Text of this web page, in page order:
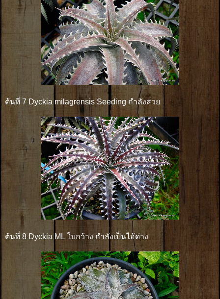
ต้นที่ 7 Dyckia milagrensis Seeding กำลังสวย
ต้นที่ 8 Dyckia ML ใบกว้าง กำลังเป็นไอ้ด่าง